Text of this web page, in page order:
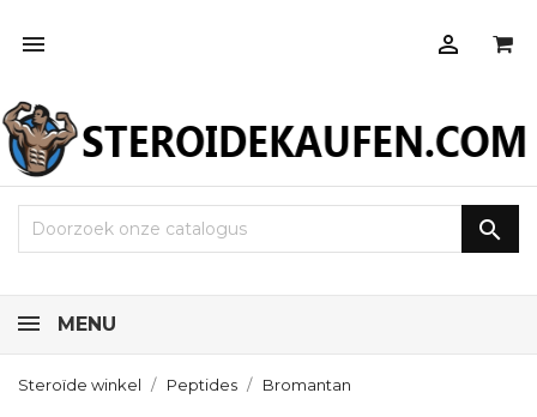
 

MENU
Steroïde winkel Peptides Bromantan